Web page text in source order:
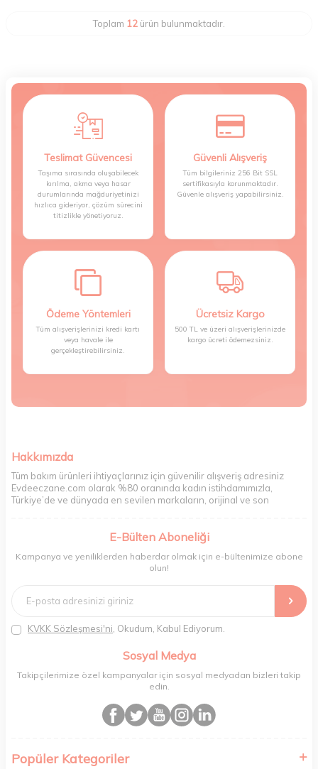
Toplam 12 ürün bulunmaktadır.
Teslimat Güvencesi
Taşıma sırasında oluşabilecek
kırılma, akma veya hasar
durumlarında mağduriyetinizi
hızlıca gideriyor, çözüm sürecini
titizlikle yönetiyoruz.
Güvenli Alışveriş
Tüm bilgileriniz 256 Bit SSL
sertifikasıyla korunmaktadır.
Güvenle alışveriş yapabilirsiniz.
Ödeme Yöntemleri
Tüm alışverişlerinizi kredi kartı
veya havale ile
gerçekleştirebilirsiniz.
Ücretsiz Kargo
500 TL ve üzeri alışverişlerinizde
kargo ücreti ödemezsiniz.
Hakkımızda
Tüm bakım ürünleri ihtiyaçlarınız için güvenilir alışveriş adresiniz
Evdeeczane.com olarak %80 oranında kadın istihdamımızla,
Türkiye’de ve dünyada en sevilen markaların, orijinal ve son
paketliyoruz. Herhangi bir durumdan dolayı olumsuz olarak geri
müşteri temsilcilerimiz aracılığı ile gerekli tüm desteği sağlıyoruz.
2017 yılından bugüne, yüzlerce marka ve binlerce ürün seçeneğini
distribütörlerinden faturalı olarak tedarik ediyor ve müşterilerimize
aynı şekilde faturalı ve orijinal ambalajlarda gönderim sağlıyoruz.
Paketleme sürecinde geri dönüştürülebilir malzemeler kullanarak
atık oranımızı en aza indiriyor ve daha yaşanabilir bir dünya
E-Bülten Aboneliği
Kampanya ve yeniliklerden haberdar olmak için e-bültenimize abone
olun!
KVKK Sözleşmesi'ni , Okudum, Kabul Ediyorum.
Sosyal Medya
Takipçilerimize özel kampanyalar için sosyal medyadan bizleri takip
edin.
Popüler Kategoriler